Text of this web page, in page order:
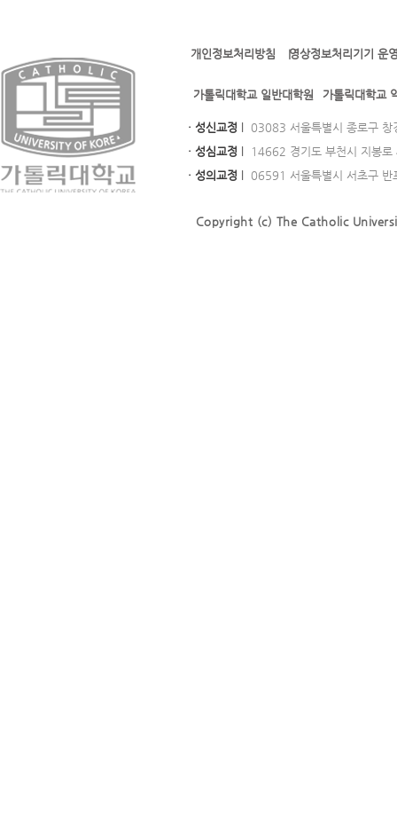
l l
개인정보처리방침 영상정보처리기기 운
가톨릭대학교 일반대학원 가톨릭대학교
· 성신교정
03083 서울특별시 종로구
· 성심교정
14662 경기도 부천시 지봉
· 성의교정
06591 서울특별시 서초구
Copyright (c) The Catholic